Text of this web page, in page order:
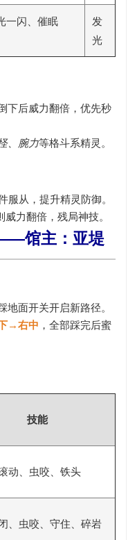
一闪、催眠
发
光
下后威力翻倍，优先秒
、腕力等格斗系精灵。
服从，提升精灵防御。
威力翻倍，残局神技。
馆主：亚堤
面开关开启新路径。
→右中 ，全部踩完后蜜
技能
动、虫咬、铁头
、虫咬、守住、碎岩